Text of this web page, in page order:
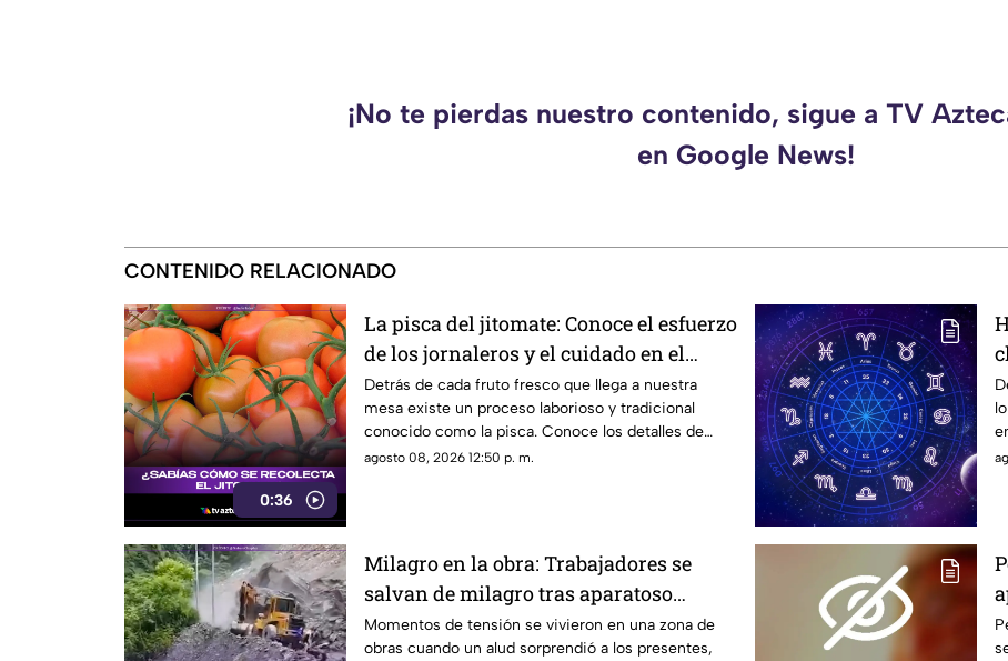
¡No te pierdas nuestro contenido, sigue a TV
en Google News!
CONTENIDO RELACIONADO
0:36
La pisca del jitomate: Conoce el esfuerzo
de los jornaleros y el cuidado en el
campo
Detrás de cada fruto fresco que llega a nuestra
mesa existe un proceso laborioso y tradicional
conocido como la pisca. Conoce los detalles de
esta técnica de recolección manual.
agosto 08, 2026 12:50 p. m.
Milagro en la obra: Trabajadores se
salvan de milagro tras aparatoso
derrumbe de tierra
Momentos de tensión se vivieron en una zona de
obras cuando un alud sorprendió a los presentes,